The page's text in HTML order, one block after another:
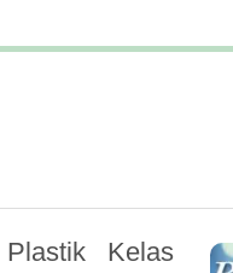
Kelas